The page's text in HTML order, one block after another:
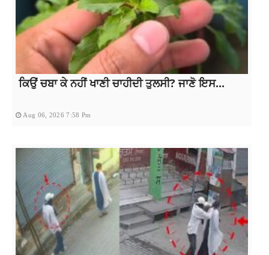
ਕਿਉਂ ਚਬਾ ਕੇ ਨਹੀਂ ਖਾਣੀ ਚਾਹੀਦੀ ਤੁਲਸੀ? ਜਾਣੋ ਇਸ...
Aug 06, 2026 7:58 Pm